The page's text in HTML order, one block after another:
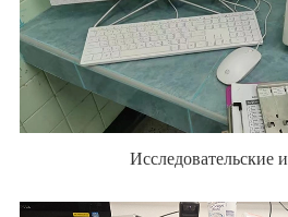
Исследовательские